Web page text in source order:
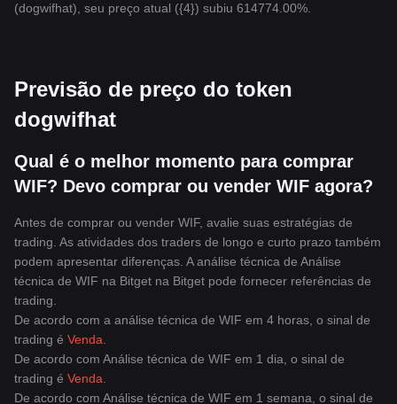
(dogwifhat), seu preço atual ({4}) subiu 614774.00%.
Previsão de preço do token
dogwifhat
Qual é o melhor momento para comprar
WIF? Devo comprar ou vender WIF agora?
Antes de comprar ou vender WIF, avalie suas estratégias de
trading. As atividades dos traders de longo e curto prazo também
podem apresentar diferenças. A análise técnica de Análise
técnica de WIF na Bitget na Bitget pode fornecer referências de
trading.
De acordo com a análise técnica de WIF em 4 horas, o sinal de
trading é Venda
De acordo com Análise técnica de WIF em 1 dia, o sinal de
trading é Venda
De acordo com Análise técnica de WIF em 1 semana, o sinal de